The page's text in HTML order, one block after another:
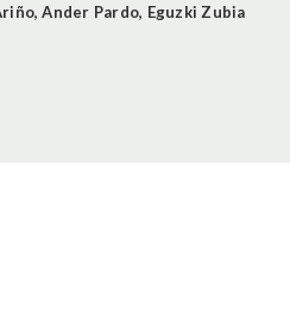
,Ander Pardo, Eguzki Zubia